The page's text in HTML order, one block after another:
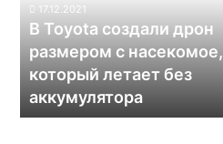
насекомое,
который
летает
без
аккумулятора
17.12.2021
В Toyota создали дрон
размером с насекомое,
который летает без
аккумулятора